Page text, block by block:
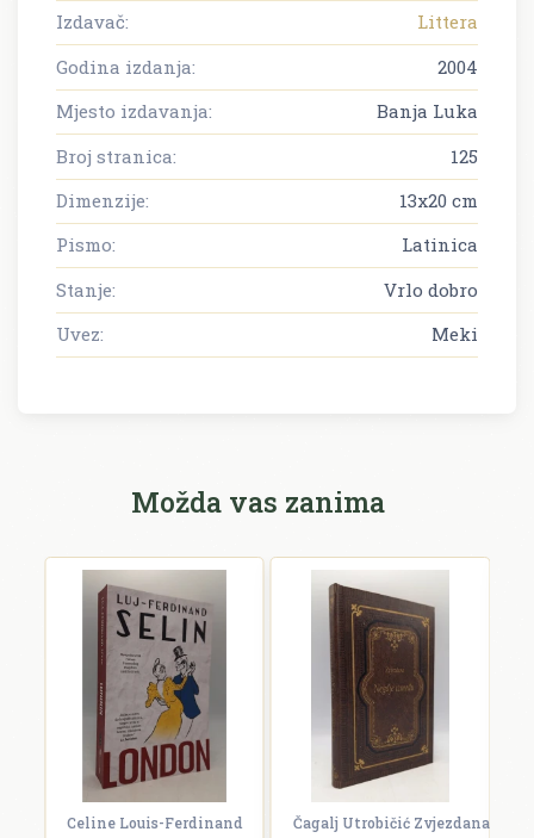
Izdavač:
Littera
Godina izdanja:
2004
Mjesto izdavanja:
Banja Luka
Broj stranica:
125
Dimenzije:
13x20 cm
Pismo:
Latinica
Stanje:
Vrlo dobro
Uvez:
Meki
Možda vas zanima
Celine Louis-Ferdinand Čagalj Utrobičić Zvjezdana